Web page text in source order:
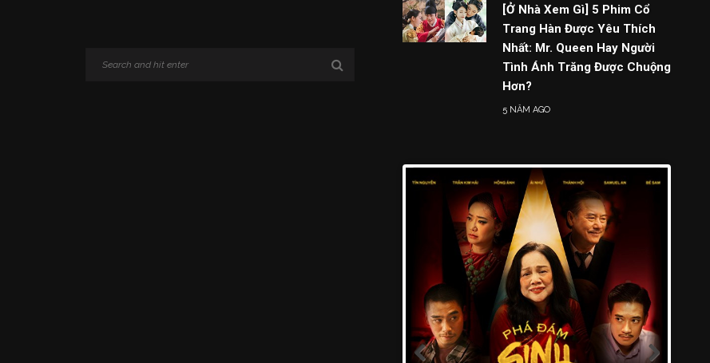
[Ở Nhà Xem Gì] 5 Phim Cổ
Trang Hàn Được Yêu Thích
Nhất: Mr. Queen Hay Người
Tình Ánh Trăng Được Chuộng
Hơn?
5 NĂM AGO